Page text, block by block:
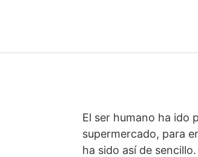
El ser humano ha ido
supermercado, para
ha sido así de sencillo.